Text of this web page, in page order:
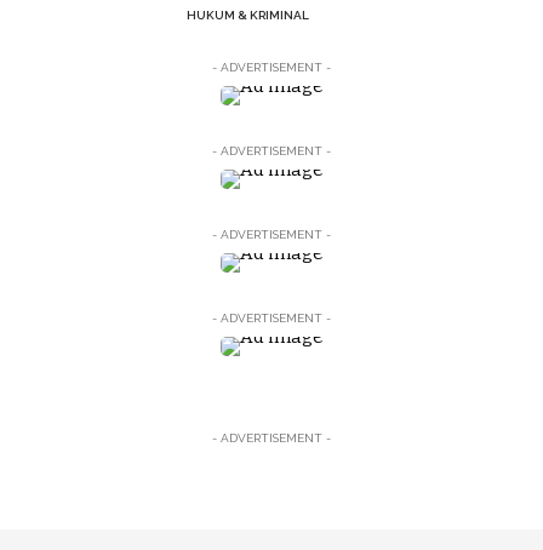
HUKUM & KRIMINAL
- ADVERTISEMENT -
- ADVERTISEMENT -
- ADVERTISEMENT -
- ADVERTISEMENT -
- ADVERTISEMENT -